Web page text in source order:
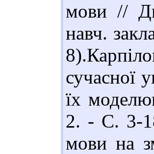
мови //
навч.
сучасної
їх
2. - С. 3-
мови на